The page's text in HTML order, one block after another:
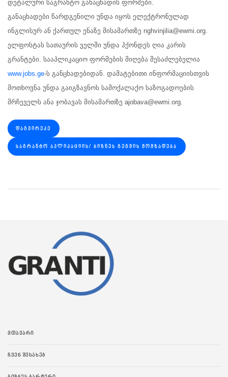
დეტალური საგრანტო განაცხადის ფორმები.
განაცხადები წარდგენილი უნდა იყოს ელექტრონულად
ინგლისურ ან ქართულ ენაზე მისამართზე nghvinjilia@ewmi.org.
ელფოსტას სათაურის ველში უნდა ჰქონდეს ღია კარის
გრანტები. სააპლიკაციო ფორმების მიღება შესაძლებელია
www.jobs.ge-ს განცხადებიდან. დამატებითი ინფორმაციისთვის
მოთხოვნა უნდა გაიგზავნოს სამოქალაქო საზოგადოების
მრჩეველს ანა ჯობავას მისამართზე ajobava@ewmi.org.
ᲓᲐᲒᲕᲘᲠᲔᲙᲔ
ᲡᲐᲒᲠᲐᲜᲢᲝ ᲐᲞᲚᲘᲙᲐᲪᲘᲘᲡ/ ᲑᲘᲖᲜᲔᲡ ᲒᲔᲒᲛᲘᲡ ᲛᲝᲛᲖᲐᲓᲔᲑᲐ
ᲛᲗᲐᲕᲐᲠᲘ
ᲩᲕᲔᲜ ᲨᲔᲡᲐᲮᲔᲑ